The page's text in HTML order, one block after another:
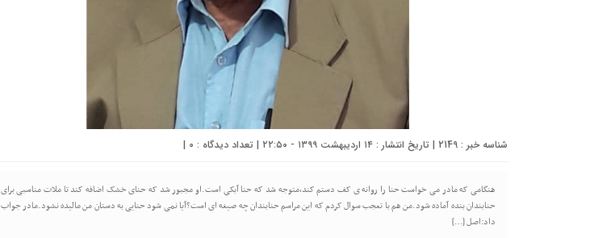
شناسه خبر : 2149 | تاریخ انتشار : ۱۴ اردیبهشت ۱۳۹۹ - ۲۲:۵۰ | تعداد دیدگاه : 0
|
هنگامی که مادر می خواست حنا را روانه ی کف دستم کند،متوجه شد که حنا آبکی است.او مجبور شد که حنای خشک اضافه کند تا ملات مناسبی برای
حنابندان بنده آماده شود.من هم با تعجب سوال کردم که این مراسم حنابندان چه صیغه ای است؟آیا نمی شود حنایی به دستان من مالیده نشود.مادر جواب
داد:اصل […]